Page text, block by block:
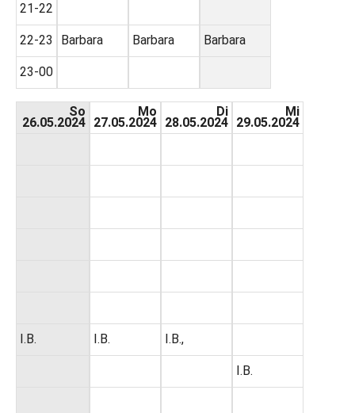
21-22
22-23
23-00
Barbara Barbara Barbara
So
26.05.2024
I.B.
Mo
27.05.2024
I.B.
Di
28.05.2024
I.B.,
Mi
29.05.2024
I.B.